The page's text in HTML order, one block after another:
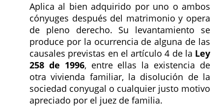
Aplica al bien adquirido por uno o ambos
cónyuges después del matrimonio y opera
de pleno derecho. Su levantamiento se
produce por la ocurrencia de alguna de las
causales previstas en el artículo 4 de la Ley
258 de 1996, entre ellas la existencia de
otra vivienda familiar, la disolución de la
sociedad conyugal o cualquier justo motivo
apreciado por el juez de familia.